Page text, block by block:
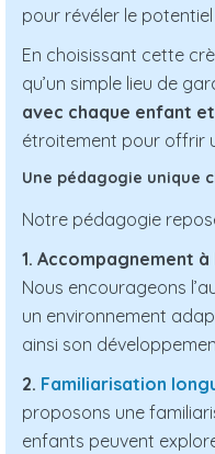
pour révéler le
En choisissant cette
qu’un simple lieu de
avec chaque enfant
étroitement pour offrir
Une pédagogie unique
Notre pédagogie
1. Accompagnement
Nous encourageons
un environnement
ainsi son
2. Familiarisation
proposons une
enfants peuvent